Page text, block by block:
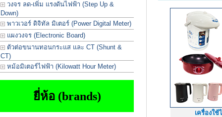
วงจร ลด-เพิ่ม แรงดันไฟฟ้า (Step Up &
Down)
พาวเวอร์ ดิจิทัล มิเตอร์ (Power Digital Meter)
แผงวงจร (Electronic Board)
ตัวต่อขนานทอนกระแส และ CT (Shunt &
CT)
หม้อมิเตอร์ไฟฟ้า (Kilowatt Hour Meter)
ยี่ห้อ (brands)
เครื่องใช้